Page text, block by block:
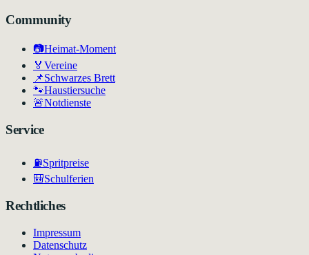
Community
📷Heimat-Moment
🏅 Vereine
📌Schwarzes Brett
🐾Haustiersuche
🚨Notdienste
Service
⛽Spritpreise
🎒Schulferien
Rechtliches
Impressum
Datenschutz